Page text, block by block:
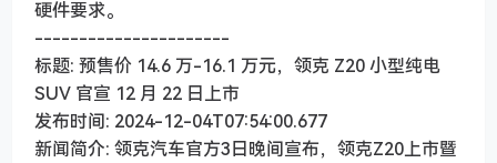
硬件要求。
----------------------
标题: 预售价 14.6 万-16.1 万元，领克 Z20 小型纯电
SUV 官宣 12 月 22 日上市
发布时间: 2024-12-04T07:54:00.677
新闻简介: 领克汽车官方3日晚间宣布，领克Z20上市暨